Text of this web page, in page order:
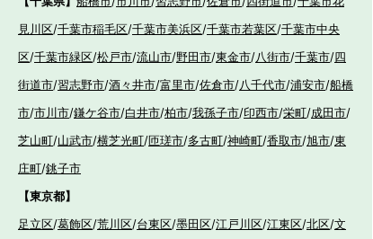
見川区/千葉市稲毛区/千葉市美浜区/千葉市若葉区/千葉市中央
区/千葉市緑区/松戸市/流山市/野田市/東金市/八街市/千葉市/四
街道市/習志野市/酒々井市/富里市/佐倉市/八千代市/浦安市/船橋
市/市川市/鎌ケ谷市/白井市/柏市/我孫子市/印西市/栄町/成田市/
芝山町/山武市/横芝光町/匝瑳市/多古町/神崎町/香取市/旭市/東
庄町/銚子市
【東京都】
足立区/葛飾区/荒川区/台東区/墨田区/江戸川区/江東区/北区/文